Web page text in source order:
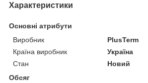
Характеристики
Основні атрибути
Виробник
PlusTerm
Країна виробник
Україна
Стан
Новий
Обсяг